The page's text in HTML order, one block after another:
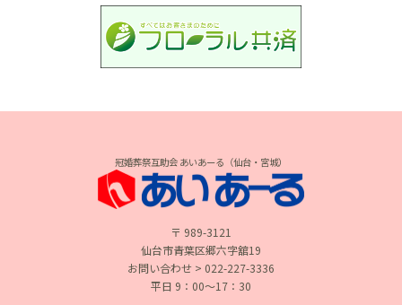
冠婚葬祭互助会 あいあーる（仙台・宮城）
〒 989-3121
仙台市青葉区郷六字舘19
お問い合わせ > 022-227-3336
平日 9：00〜17：30